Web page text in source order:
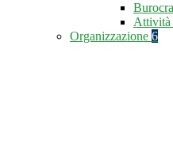
Attività
Organizzazione 6